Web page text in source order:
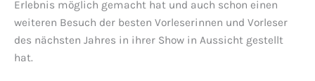
Erlebnis möglich gemacht hat und auch schon einen
weiteren Besuch der besten Vorleserinnen und Vorleser
des nächsten Jahres in ihrer Show in Aussicht gestellt
hat.